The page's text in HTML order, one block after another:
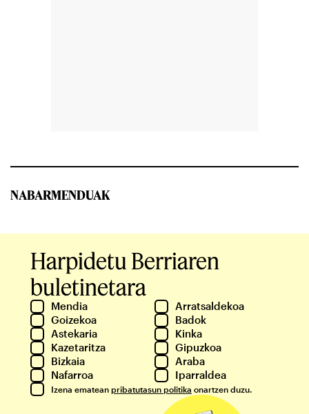
NABARMENDUAK
Harpidetu Berriaren
buletinetara
Mendia
Arratsaldekoa
Goizekoa
Badok
Astekaria
Kinka
Kazetaritza
Gipuzkoa
Bizkaia
Araba
Nafarroa
Iparraldea
Izena ematean pribatutasun politika onartzen duzu.